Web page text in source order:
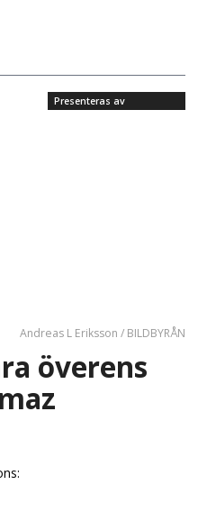
Presenteras av
Andreas L Eriksson / BILDBYRÅN
överens